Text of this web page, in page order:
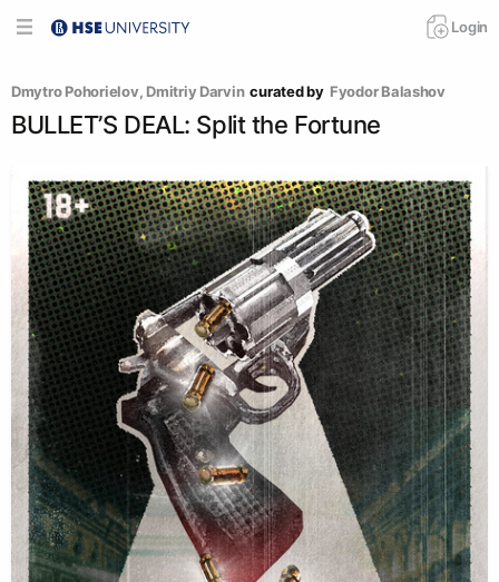
Login
Dmytro Pohorielov, Dmitriy Darvin curated by Fyodor Balashov
BULLET’S DEAL: Split the Fortune